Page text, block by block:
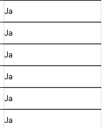
Ja
Ja
Ja
Ja
Ja
Ja